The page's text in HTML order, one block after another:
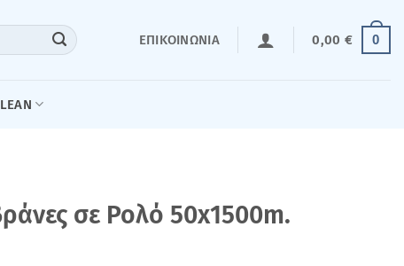
ΕΠΙΚΟΙΝΩΝΊΑ 0,00 € 0
σε Ρολό 50x1500m.